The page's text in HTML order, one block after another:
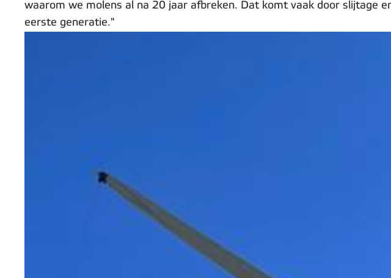
waarom we molens al na 20 jaar afbreken. Dat komt vaak door slijtage
eerste generatie."